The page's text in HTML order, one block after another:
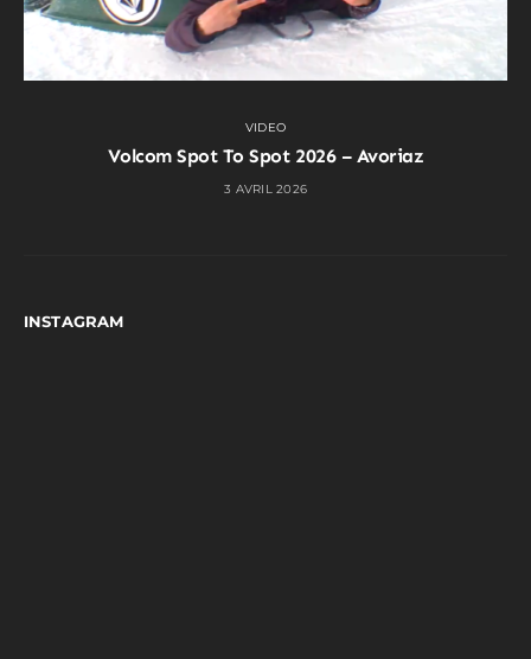
VIDEO
Volcom Spot To Spot 2026 – Avoriaz
3 AVRIL 2026
INSTAGRAM